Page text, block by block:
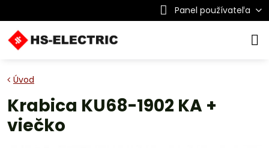
Panel používateľa
Úvod
Krabica KU68-1902 KA +
viečko